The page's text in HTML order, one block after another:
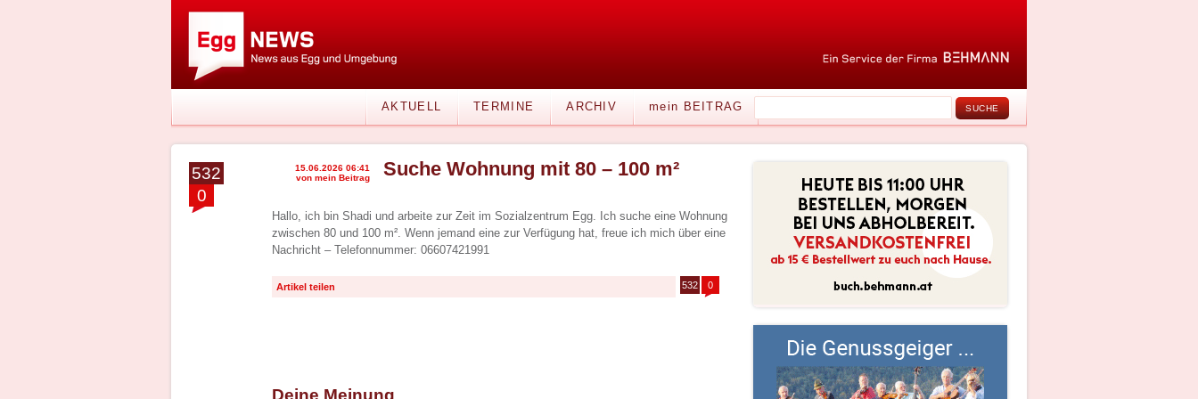
AKTUELL TERMINE ARCHIV mein BEITRAG
532
0
15.06.2026 06:41
von mein Beitrag
Suche Wohnung mit 80 – 100 m²
Hallo, ich bin Shadi und arbeite zur Zeit im Sozialzentrum Egg. Ich suche eine Wohnung
zwischen 80 und 100 m². Wenn jemand eine zur Verfügung hat, freue ich mich über eine
Nachricht – Telefonnummer: 06607421991
Artikel teilen 532 0
Deine Meinung